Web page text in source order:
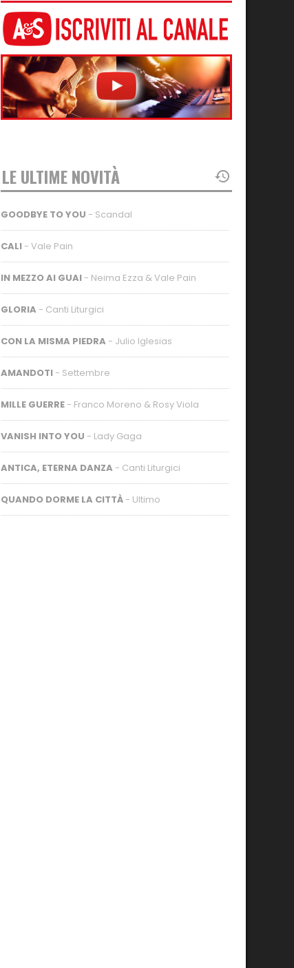
LE ULTIME NOVITÀ
GOODBYE TO YOU - Scandal
CALI - Vale Pain
IN MEZZO AI GUAI - Neima Ezza & Vale Pain
GLORIA - Canti Liturgici
CON LA MISMA PIEDRA - Julio Iglesias
AMANDOTI - Settembre
MILLE GUERRE - Franco Moreno & Rosy Viola
VANISH INTO YOU - Lady Gaga
ANTICA, ETERNA DANZA - Canti Liturgici
QUANDO DORME LA CITTÀ - Ultimo